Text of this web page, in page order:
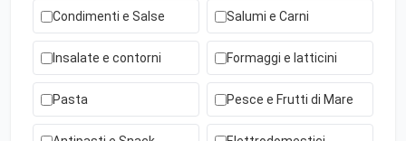
Condimenti e Salse Salumi e Carni
Insalate e contorni Formaggi e latticini
Pasta Pesce e Frutti di Mare